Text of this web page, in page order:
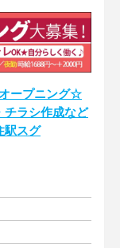
オープニング☆
チラシ作成など
駅スグ